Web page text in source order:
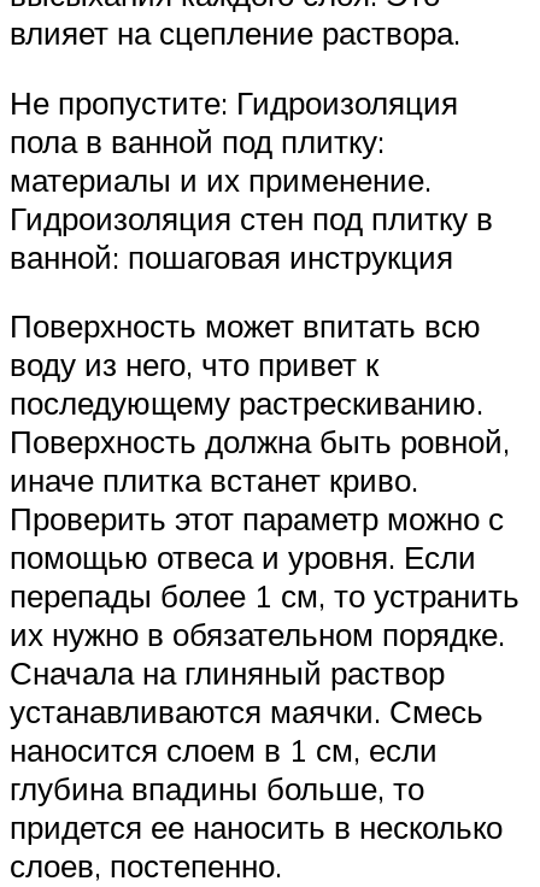
влияет на сцепление раствора.
Не пропустите: Гидроизоляция
пола в ванной под плитку:
материалы и их применение.
Гидроизоляция стен под плитку в
ванной: пошаговая инструкция
Поверхность может впитать всю
воду из него, что привет к
последующему растрескиванию.
Поверхность должна быть ровной,
иначе плитка встанет криво.
Проверить этот параметр можно с
помощью отвеса и уровня. Если
перепады более 1 см, то устранить
их нужно в обязательном порядке.
Сначала на глиняный раствор
устанавливаются маячки. Смесь
наносится слоем в 1 см, если
глубина впадины больше, то
придется ее наносить в несколько
слоев, постепенно.